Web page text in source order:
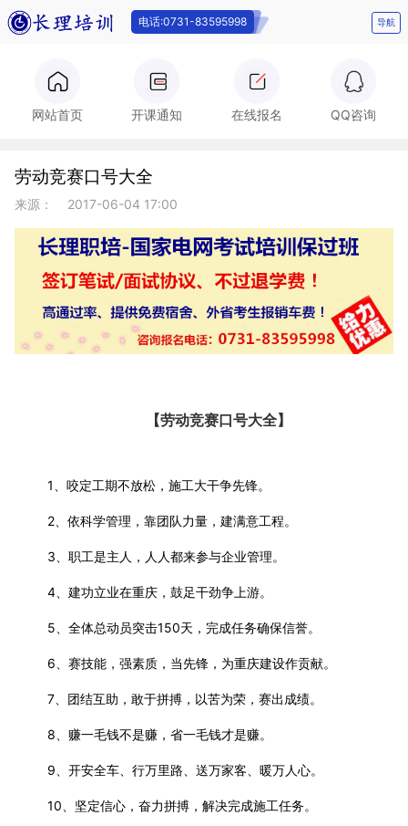
83595998
电话:0731-83595998 导航
网站首页 开课通知 在线报名 QQ咨询
劳动竞赛口号大全
来源： 2017-06-04 17:00
【劳动竞赛口号大全】
1、咬定工期不放松，施工大干争先锋。
2、依科学管理，靠团队力量，建满意工程。
3、职工是主人，人人都来参与企业管理。
4、建功立业在重庆，鼓足干劲争上游。
5、全体总动员突击150天，完成任务确保信誉。
6、赛技能，强素质，当先锋，为重庆建设作贡献。
7、团结互助，敢于拼搏，以苦为荣，赛出成绩。
8、赚一毛钱不是赚，省一毛钱才是赚。
9、开安全车、行万里路、送万家客、暖万人心。
10、坚定信心，奋力拼搏，解决完成施工任务。